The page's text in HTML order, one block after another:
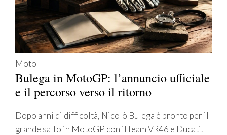
Moto
Bulega in MotoGP: l’annuncio ufficiale
e il percorso verso il ritorno
Dopo anni di difficoltà, Nicolò Bulega è pronto per il
grande salto in MotoGP con il team VR46 e Ducati.